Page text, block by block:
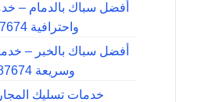
أفضل سباك بالدمام –
واحترافية 0544287674
أفضل سباك بالخبر –
وسريعة 0544287674
خدمات تسليك